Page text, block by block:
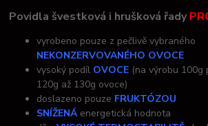
Povidla švestková i hrušková řady
vyrobeno pouze z pečlivě vybraného
NEKONZERVOVANÉHO OVOCE
vysoký podíl OVOCE (na výrobu 100g
120g až 130g ovoce)
doslazeno pouze FRUKTÓZOU
SNÍŽENÁenergetická hodnota